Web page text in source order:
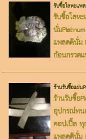
รับซื้อโลหะแพ
รับซื้อโลห
นั่ม
แพลตตินั่ม
ก้อนกรวด
ร้านรับซื้อแผ่น
ร้านรับซื้อ
อุปกรณ์ทน
คอปเปิ้ล